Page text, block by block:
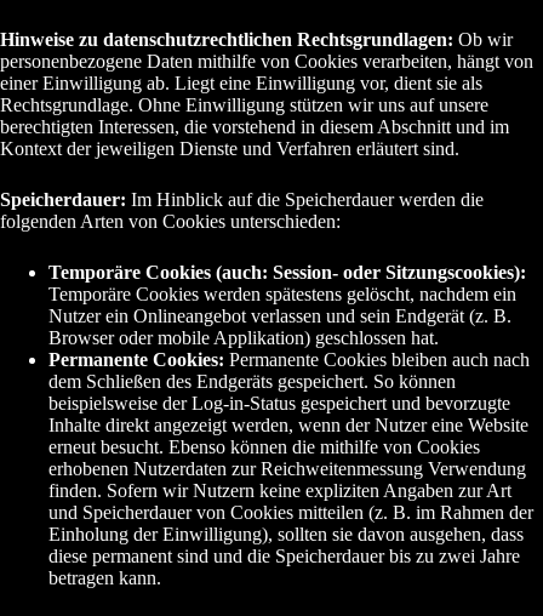
Hinweise zu datenschutzrechtlichen Rechtsgrundlagen: Ob wir
personenbezogene Daten mithilfe von Cookies verarbeiten, hängt von
einer Einwilligung ab. Liegt eine Einwilligung vor, dient sie als
Rechtsgrundlage. Ohne Einwilligung stützen wir uns auf unsere
berechtigten Interessen, die vorstehend in diesem Abschnitt und im
Kontext der jeweiligen Dienste und Verfahren erläutert sind.
Speicherdauer: Im Hinblick auf die Speicherdauer werden die
folgenden Arten von Cookies unterschieden:
Temporäre Cookies (auch: Session- oder Sitzungscookies):
Temporäre Cookies werden spätestens gelöscht, nachdem ein
Nutzer ein Onlineangebot verlassen und sein Endgerät (z. B.
Browser oder mobile Applikation) geschlossen hat.
Permanente Cookies: Permanente Cookies bleiben auch nach
dem Schließen des Endgeräts gespeichert. So können
beispielsweise der Log-in-Status gespeichert und bevorzugte
Inhalte direkt angezeigt werden, wenn der Nutzer eine Website
erneut besucht. Ebenso können die mithilfe von Cookies
erhobenen Nutzerdaten zur Reichweitenmessung Verwendung
finden. Sofern wir Nutzern keine expliziten Angaben zur Art
und Speicherdauer von Cookies mitteilen (z. B. im Rahmen der
Einholung der Einwilligung), sollten sie davon ausgehen, dass
diese permanent sind und die Speicherdauer bis zu zwei Jahre
betragen kann.